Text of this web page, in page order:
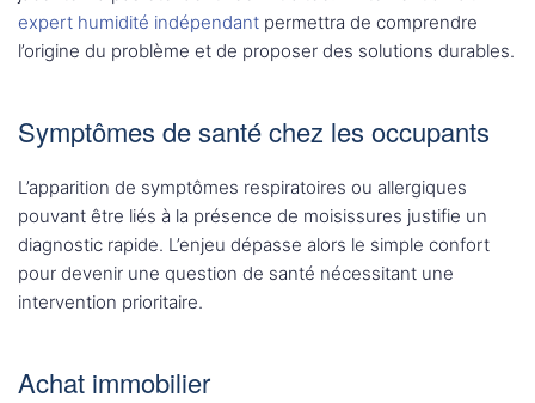
expert humidité indépendant permettra de comprendre
l’origine du problème et de proposer des solutions durables.
Symptômes de santé chez les occupants
L’apparition de symptômes respiratoires ou allergiques
pouvant être liés à la présence de moisissures justifie un
diagnostic rapide. L’enjeu dépasse alors le simple confort
pour devenir une question de santé nécessitant une
intervention prioritaire.
Achat immobilier